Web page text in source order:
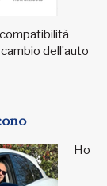
dell’auto
Ho